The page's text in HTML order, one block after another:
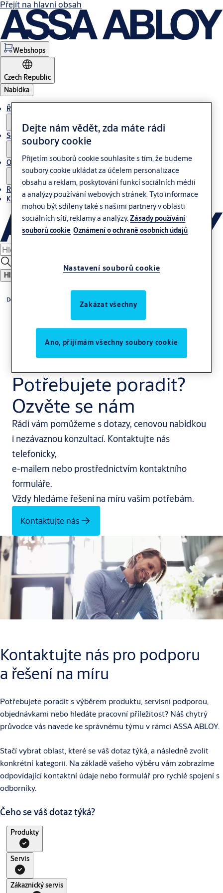
Přejít na hlavní obsah
Webshops
Czech Republic
Nabídka
Řešení
Servis
O nás
Reference
Kontakt
Hledat
Domů
Potřebujete poradit?
Ozvěte se nám
Rádi vám pomůžeme s dotazy, cenovou nabídkou
i nezávaznou konzultací. Kontaktujte nás
telefonicky,
e-mailem nebo prostřednictvím kontaktního
formuláře.
Vždy hledáme řešení na míru vašim potřebám.
Kontaktujte nás
Kontaktujte nás pro podporu
a řešení na míru
Potřebujete poradit s výběrem produktu, servisní podporou,
objednávkami nebo hledáte pracovní příležitost? Náš chytrý
průvodce vás navede ke správnému týmu v rámci ASSA ABLOY.
Stačí vybrat oblast, které se váš dotaz týká, a následně zvolit
konkrétní kategorii. Na základě vašeho výběru vám zobrazíme
odpovídající kontaktní údaje nebo formulář pro rychlé spojení s
odborníky.
Čeho se váš dotaz týká?
Produkty
Servis
Zákaznický servis
Dejte nám vědět, zda máte rádi
soubory cookie
Přijetím souborů cookie souhlasíte s tím, že budeme
soubory cookie ukládat za účelem personalizace
obsahu a reklam, poskytování funkcí sociálních médií
a analýzy používání webových stránek. Tyto informace
mohou být sdíleny také s našimi partnery v oblasti
sociálních sítí, reklamy a analýzy.Zásady používání
souborů cookie Oznámení o ochraně osobních údajů
Nastavení souborů cookie
Zakázat všechny
Ano, přijímám všechny soubory cookie